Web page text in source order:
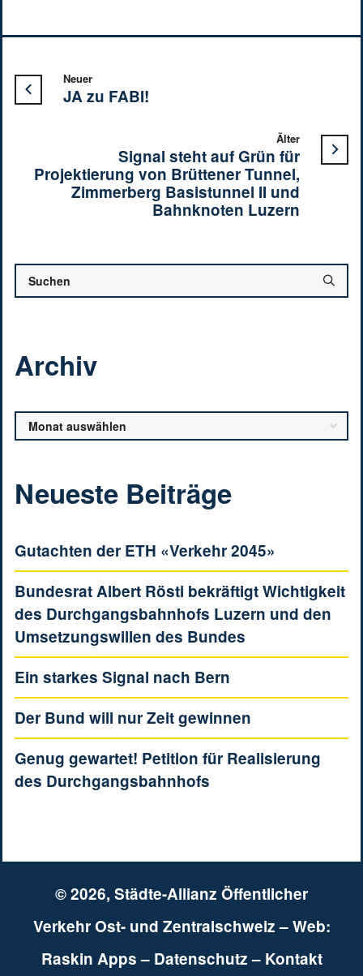
Neuer
JA zu FABI!
Älter
Signal steht auf Grün für
Projektierung von Brüttener Tunnel,
Zimmerberg Basistunnel II und
Bahnknoten Luzern
Archiv
Archiv
Neueste Beiträge
Gutachten der ETH «Verkehr 2045»
Bundesrat Albert Rösti bekräftigt Wichtigkeit
des Durchgangsbahnhofs Luzern und den
Umsetzungswillen des Bundes
Ein starkes Signal nach Bern
Der Bund will nur Zeit gewinnen
Genug gewartet! Petition für Realisierung
des Durchgangsbahnhofs
© 2026, Städte-Allianz Öffentlicher
Verkehr Ost- und Zentralschweiz– Web:
Raskin Apps– Datenschutz– Kontakt